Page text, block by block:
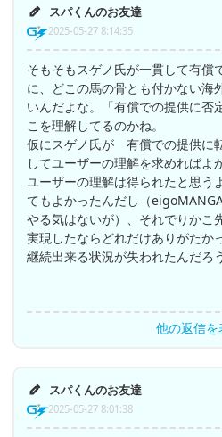
スパくんのお友達
2025-05-27 8:14:35
そもそもスゲノ氏が一貫して有償
に、どこの馬の骨とも付かない海
いんだよな。「有償での提供に否
こを理解してるのかね。
仮にスゲノ氏が 有償での提供に
してユーザーの理解を求めればよ
ユーザーの理解は得られたと思う
てもよかったんだし（
やる気はないが）、それでりかこ
実現したならどれだけありがたか
継続出来る状況が失われたんだろ
他の返信を
スパくんのお友達
2025-05-27 8:01:38